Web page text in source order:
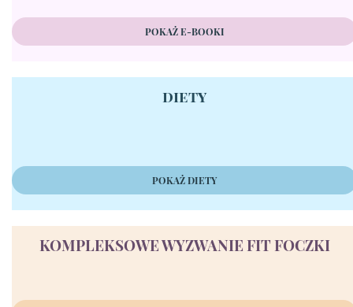
POKAŻ E-BOOKI
diety
POKAŻ DIETY
KOMPLEKSOWE WYZWANIE FIT FOCZKI